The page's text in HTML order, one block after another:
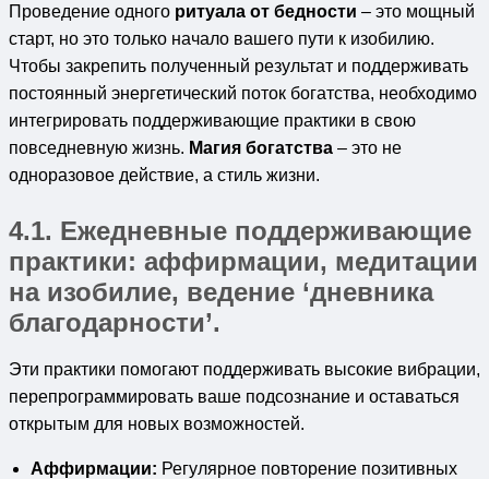
Проведение одного ритуала от бедности – это мощный
старт, но это только начало вашего пути к изобилию.
Чтобы закрепить полученный результат и поддерживать
постоянный энергетический поток богатства, необходимо
интегрировать поддерживающие практики в свою
повседневную жизнь. Магия богатства – это не
одноразовое действие, а стиль жизни.
4.1. Ежедневные поддерживающие
практики: аффирмации, медитации
на изобилие, ведение ‘дневника
благодарности’.
Эти практики помогают поддерживать высокие вибрации,
перепрограммировать ваше подсознание и оставаться
открытым для новых возможностей.
Аффирмации: Регулярное повторение позитивных